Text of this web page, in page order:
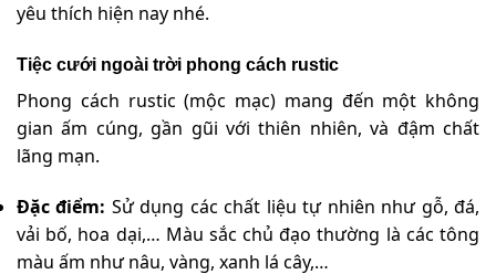
yêu thích hiện nay nhé.
Tiệc cưới ngoài trời phong cách rustic
Phong cách rustic (mộc mạc) mang đến một không
gian ấm cúng, gần gũi với thiên nhiên, và đậm chất
lãng mạn.
Đặc điểm: Sử dụng các chất liệu tự nhiên như gỗ, đá,
vải bố, hoa dại,… Màu sắc chủ đạo thường là các tông
màu ấm như nâu, vàng, xanh lá cây,…